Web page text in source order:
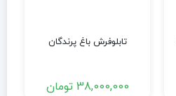
تابلوفرش باغ پرندگان
38,000,000 تومان